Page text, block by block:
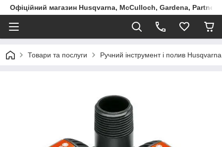
Офіційний магазин Husqvarna, McCulloch, Gardena, Partner
Товари та послуги Ручний інструмент і полив